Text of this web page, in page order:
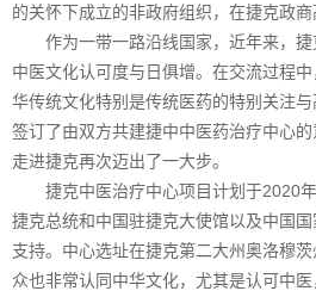
的关怀下成立的非政府组织，在捷克政商
作为一带一路沿线国家，近年来，
中医文化认可度与日俱增。在交流过程
华传统文化特别是传统医药的特别关注
签订了由双方共建捷中中医药治疗中心
走进捷克再次迈出了一大步。
捷克中医治疗中心项目计划于2020
捷克总统和中国驻捷克大使馆以及中国
支持。中心选址在捷克第二大州奥洛穆
众也非常认同中华文化，尤其是认可中